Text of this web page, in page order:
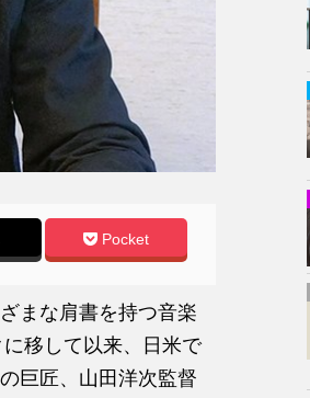
Pocket
まな肩書を持つ音楽
移して以来、日米で
巨匠、山田洋次監督